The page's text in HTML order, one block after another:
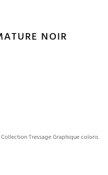
NOIR
Tressage Graphique coloris